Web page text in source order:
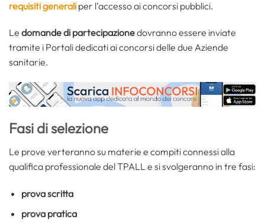
requisiti generali per l’accesso ai concorsi pubblici.
Le domande di partecipazionedovranno essere inviate
tramite i Portali dedicati ai concorsi delle due Aziende
sanitarie.
Fasi di selezione
Le prove verteranno su materie e compiti connessi alla
qualifica professionale del TPALL e si svolgeranno in tre fasi:
prova scritta
prova pratica